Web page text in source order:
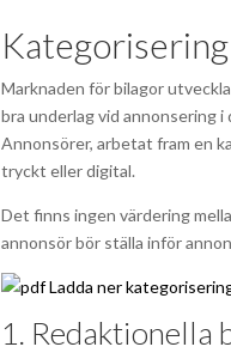
Marknaden för bilagor
bra underlag vid annonsering
Annonsörer, arbetat fram en
tryckt eller digital.
Det finns ingen värdering
annonsör bör ställa inför
Ladda ner
1. Redaktionella